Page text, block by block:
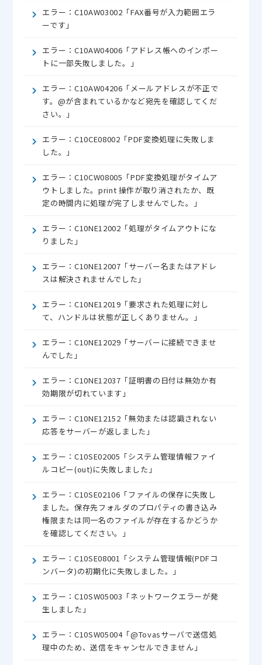
エラー：C10AW03002「FAX番号が入力範囲エラ
ーです」
エラー：C10AW04006「アドレス帳へのインポー
トに一部失敗しました。」
エラー：C10AW04206「メールアドレスが不正で
す。@が含まれているかなど宛先を確認してくだ
さい。」
エラー：C10CE08002「PDF変換処理に失敗しま
した。」
エラー：C10CW08005「PDF変換処理がタイムア
ウトしました。print 操作が取り消されたか、既
定の時間内に処理が完了しませんでした。」
エラー：C10NE12002「処理がタイムアウトにな
りました」
エラー：C10NE12007「サーバー名またはアドレ
スは解決されませんでした」
エラー：C10NE12019「要求された処理に対し
て、ハンドルは状態が正しくありません。」
エラー：C10NE12029「サーバーに接続できませ
んでした」
エラー：C10NE12037「証明書の日付は無効か有
効期限が切れています」
エラー：C10NE12152「無効または認識されない
応答をサーバーが返しました」
エラー：C10SE02005「システム管理情報ファイ
ルコピー(out)に失敗しました」
エラー：C10SE02106「ファイルの保存に失敗し
ました。保存先フォルダのプロパティの書き込み
権限または同一名のファイルが存在するかどうか
を確認してください。」
エラー：C10SE08001「システム管理情報(PDFコ
ンバータ)の初期化に失敗しました。」
エラー：C10SW05003「ネットワークエラーが発
生しました」
エラー：C10SW05004「@Tovasサーバで送信処
理中のため、送信をキャンセルできません」